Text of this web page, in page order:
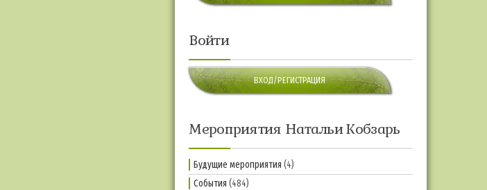
Войти
ВХОД/РЕГИСТРАЦИЯ
Мероприятия Натальи Кобзарь
Будущие мероприятия (4)
События (484)